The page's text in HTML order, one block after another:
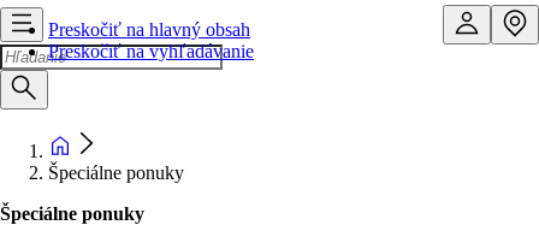
Preskočiť na hlavný obsah
Preskočiť na vyhľadávanie
Špeciálne ponuky
Špeciálne ponuky